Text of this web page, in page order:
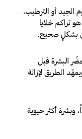
الجيد أو الترطيب،
تراكم خلايا
بشكلٍ صحيح.
البشرة قبل
الطريق لإزالة
أكثر حيوية